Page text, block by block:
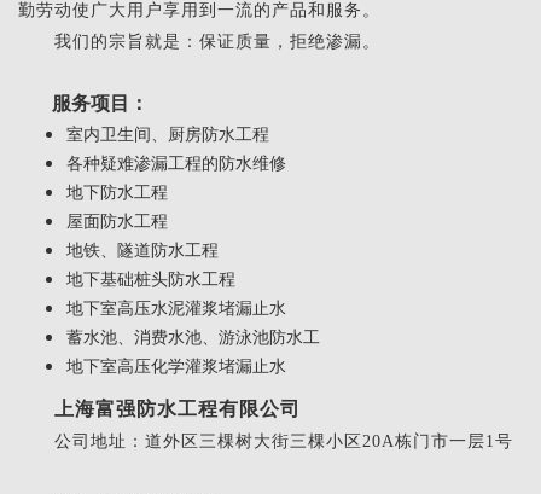
勤劳动使广大用户享用到一流的产品和服务。
我们的宗旨就是：保证质量，拒绝渗漏。
服务项目：
室内卫生间、厨房防水工程
各种疑难渗漏工程的防水维修
地下防水工程
屋面防水工程
地铁、隧道防水工程
地下基础桩头防水工程
地下室高压水泥灌浆堵漏止水
蓄水池、消费水池、游泳池防水工
地下室高压化学灌浆堵漏止水
上海富强防水工程有限公司
公司地址：道外区三棵树大街三棵小区20A栋门市一层1号